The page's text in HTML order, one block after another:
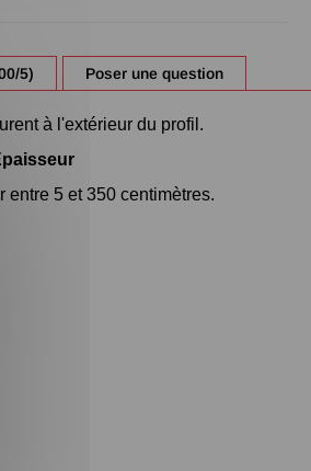
à l'extérieur du profil.
entre 5 et 350 centimètres.
5) Poser une question